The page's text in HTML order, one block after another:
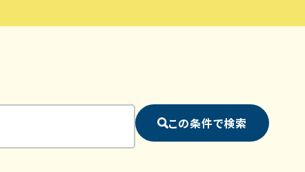
この条件で検索